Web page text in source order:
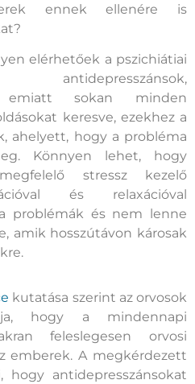
ennek ellenére is
elérhetőek a pszichiátiai
emiatt sokan minden
keresve, ezekhez a
ahelyett, hogy a probléma
Könnyen lehet, hogy
stressz kezelő
és relaxációval
problémák és nem lenne
amik hosszútávon károsak
kutatása szerint az orvosok
hogy a mindennapi
feleslegesen orvosi
emberek. A megkérdezett
hogy antidepresszánsokat